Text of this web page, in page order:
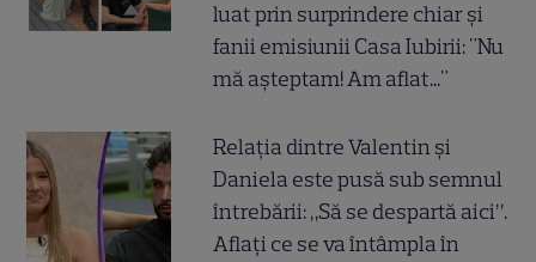
luat prin surprindere chiar și
fanii emisiunii Casa Iubirii: "Nu
mă așteptam! Am aflat..."
Relația dintre Valentin și
Daniela este pusă sub semnul
întrebării: „Să se despartă aici”.
Aflați ce se va întâmpla în